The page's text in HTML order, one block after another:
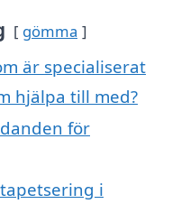
gömma
är specialiserat
hjälpa till med?
för
i